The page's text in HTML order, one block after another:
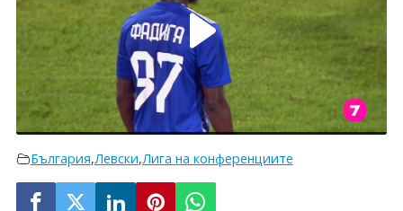
България,Левски,Лига на конференциите